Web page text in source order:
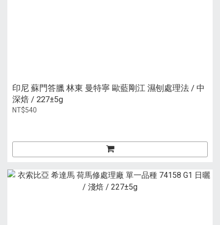
印尼 蘇門答臘 林東 曼特寧 歐藍剛江 濕刨處理法 / 中
深焙 / 227±5g
NT$540